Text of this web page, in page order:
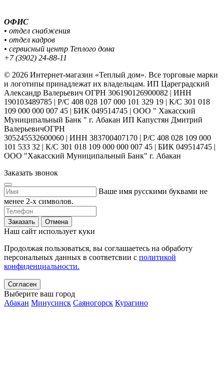
ОФИС
• отдел снабжения
• отдел кадров
• сервисный центр Теплого дома
+7 (3902) 24-88-11
© 2026 Интернет-магазин «Теплый дом». Все торговые марки
и логотипы принадлежат их владельцам. ИП Цареградский
Александр Валерьевич ОГРН 306190126900082 | ИНН
190103489785 | Р/С 408 028 107 000 101 329 19 | К/С 301 018
109 000 000 007 45 | БИК 049514745 | ООО " Хакасский
Муниципальный Банк " г. Абакан ИП Капустян Дмитрий
ВалерьевичОГРН
305245532600060 | ИНН 383700407170 | Р/С 408 028 109 000
101 533 32 | К/С 301 018 109 000 000 007 45 | БИК 049514745 |
ООО "Хакасский Муниципальный Банк" г. Абакан
Заказать звонок
Ваше имя русскими буквами не
менее 2-х символов.
Заказать Отмена
Наш сайт использует куки
Продолжая пользоваться, вы соглашаетесь на обработу
персональных данных в соответсвии с политикой
конфиденциальности.
Согласен
Выберите ваш город
Абакан Минусинск Саяногорск Курагино